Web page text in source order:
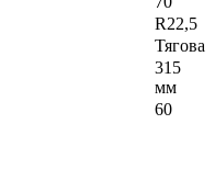
R22,5
Тягова
315
мм
60